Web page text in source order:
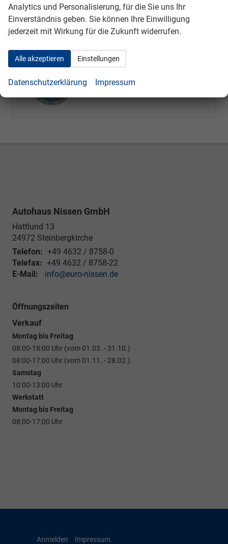
Geparkte Fahrzeuge (0)
Anmelden
Autohaus Nissen GmbH
Hattlund 13
24972 Steinbergkirche
Telefon: +49 4632 / 8758-0
Telefax: +49 4632 / 8758-22
E-Mail:
info@euro-nissen.de
Öffnungszeiten
Verkauf
Montag bis Freitag
08:00-18:00 Uhr (vom 01.03. - 31.10.)
08:00-17:00 Uhr (vom 01.11. - 28.02.)
Samstag
10:00-13:00 Uhr
Werkstatt
Montag bis Freitag
08:00-17:00 Uhr
Anmelden Impressum
Analytics und Personalisierung, für die Sie uns Ihr
Einverständnis geben. Sie können Ihre Einwilligung
jederzeit mit Wirkung für die Zukunft widerrufen.
Alle akzeptieren Einstellungen
Datenschutzerklärung Impressum